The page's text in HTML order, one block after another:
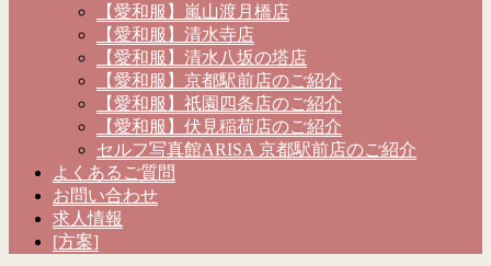
【愛和服】嵐山渡月橋店
【愛和服】清水寺店
【愛和服】清水八坂の塔店
【愛和服】京都駅前店のご紹介
【愛和服】祇園四条店のご紹介
【愛和服】伏見稲荷店のご紹介
セルフ写真館ARISA 京都駅前店のご紹介
よくあるご質問
お問い合わせ
求人情報
[方案]